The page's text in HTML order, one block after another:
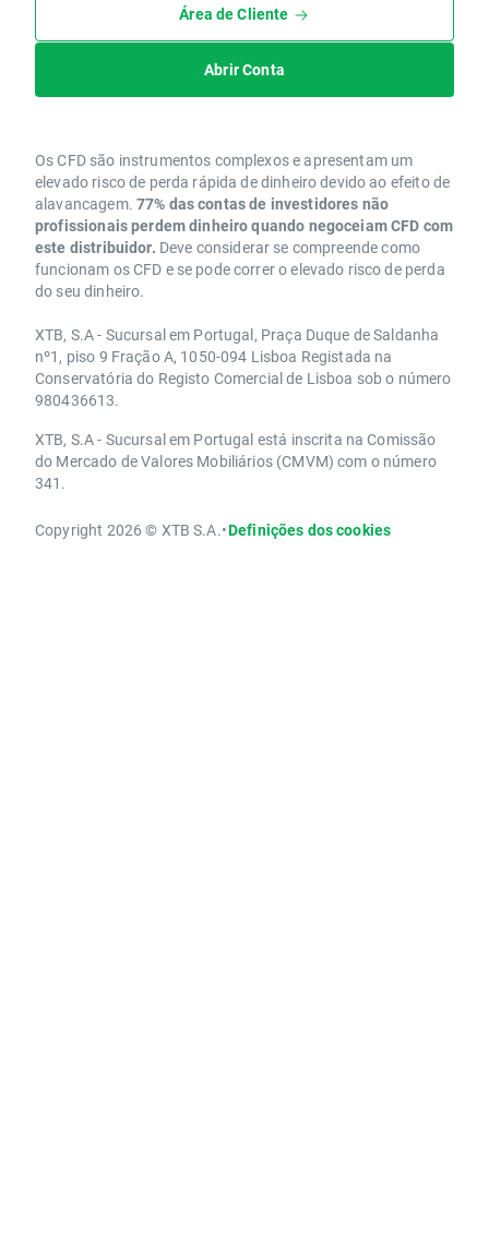
Área de Cliente
Abrir Conta
Os CFD são instrumentos complexos e apresentam um
elevado risco de perda rápida de dinheiro devido ao efeito de
alavancagem. 77% das contas de investidores não
profissionais perdem dinheiro quando negoceiam CFD com
este distribuidor. Deve considerar se compreende como
funcionam os CFD e se pode correr o elevado risco de perda
do seu dinheiro.
XTB, S.A - Sucursal em Portugal, Praça Duque de Saldanha
nº1, piso 9 Fração A, 1050-094 Lisboa Registada na
Conservatória do Registo Comercial de Lisboa sob o número
980436613.
XTB, S.A - Sucursal em Portugal está inscrita na Comissão
do Mercado de Valores Mobiliários (CMVM) com o número
341.
Copyright 2026 © XTB S.A.•Definições dos cookies